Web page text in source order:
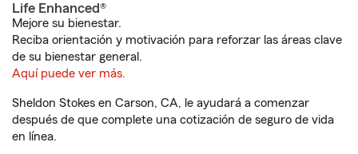
Life Enhanced®
Mejore su bienestar.
Reciba orientación y motivación para reforzar las áreas clave
de su bienestar general.
Aquí puede ver más.
Sheldon Stokes en Carson, CA, le ayudará a comenzar
después de que complete una cotización de seguro de vida
en línea.